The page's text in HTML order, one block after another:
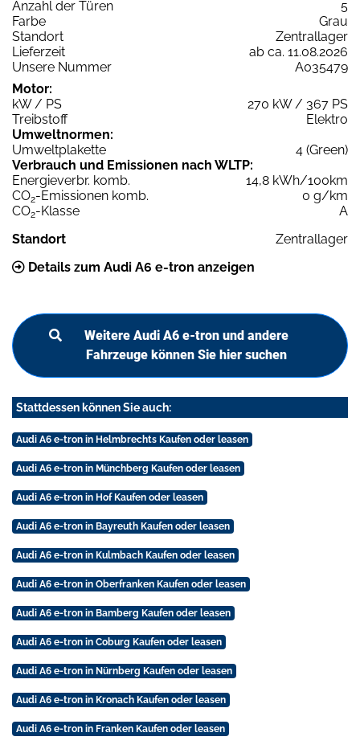
Anzahl der Türen
5
Farbe
Grau
Standort
Zentrallager
Lieferzeit
ab ca. 11.08.2026
Unsere Nummer
A035479
Motor:
kW / PS
270 kW / 367 PS
Treibstoff
Elektro
Umweltnormen:
Umweltplakette
4 (Green)
Verbrauch und Emissionen nach WLTP:
Energieverbr. komb.
14,8 kWh/100km
CO2-Emissionen komb.
0 g/km
CO2-Klasse
A
Standort
Zentrallager
Details zum Audi A6 e-tron anzeigen
Weitere Audi A6 e-tron und andere
Fahrzeuge können Sie hier suchen
Stattdessen können Sie auch:
Audi A6 e-tron in Helmbrechts Kaufen oder leasen
Audi A6 e-tron in Münchberg Kaufen oder leasen
Audi A6 e-tron in Hof Kaufen oder leasen
Audi A6 e-tron in Bayreuth Kaufen oder leasen
Audi A6 e-tron in Kulmbach Kaufen oder leasen
Audi A6 e-tron in Oberfranken Kaufen oder leasen
Audi A6 e-tron in Bamberg Kaufen oder leasen
Audi A6 e-tron in Coburg Kaufen oder leasen
Audi A6 e-tron in Nürnberg Kaufen oder leasen
Audi A6 e-tron in Kronach Kaufen oder leasen
Audi A6 e-tron in Franken Kaufen oder leasen